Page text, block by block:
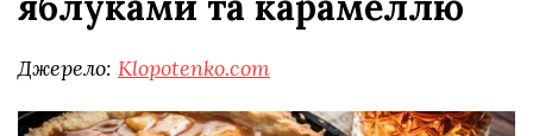
Джерело: Klopotenko.com